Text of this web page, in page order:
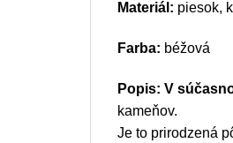
Materiál: piesok,
Farba: béžová
Popis: V
kameňov.
Je to prirodzená